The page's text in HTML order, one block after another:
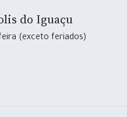
do Iguaçu
(exceto feriados)